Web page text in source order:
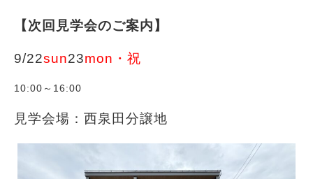
【次回見学会のご案内】
9/22sun23mon・祝
10:00～16:00
見学会場：西泉田分譲地